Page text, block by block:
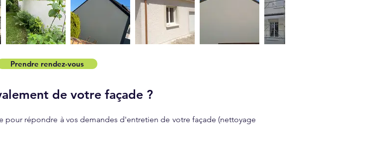
Prendre rendez-vous
de votre façade ?
pour répondre à vos demandes d'entretien de votre façade (nettoyage